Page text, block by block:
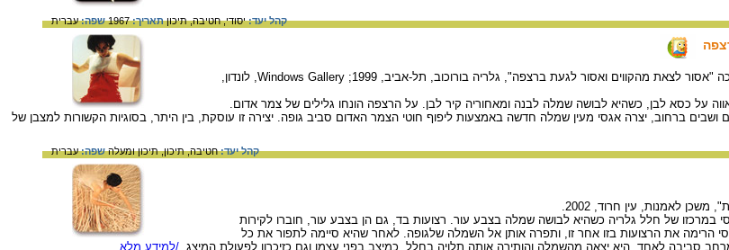
קהל יעד:יסודי,חטיבה,תיכוןתאריך:1967 שפה:עברית
נלי אגסי, מיצג שהתקיים במסגרת התערוכה "אסור לצאת מהקווים ואסור לגעת ברצפה", גלריה בורוכוב, תל-אביב, 1999; Windows Gallery, לונדון,
על כסא לבן, כשהיא לבושה שמלה לבנה ומאחוריה קיר לבן. על הרצפה הונחו גלילים של צמר אדום.
ושבים ברחוב, יצרה אגסי מעין שמלה חדשה באמצעות ליפוף חוטי הצמר האדום סביב גופה. יצירה זו עוסקת, בין היתר, בסוגיות הקשורות למצבן של
קהל יעד:חטיבה,תיכון,תיכון ומעלהשפה:עברית
לאמנות, עין חרוד, 2002.
במרכזו של חלל גלריה כשהיא לבושה שמלה בצבע עור. רצועות בד, גם הן בצבע עור, חוברו לקירות
הרימה את הרצועות בזו אחר זו, ותפרה אותן אל השמלה שלגופה. לאחר שהיא סיימה לתפור את כל
סביבה לאחד, היא יצאה מהשמלה והותירה אותה תלויה בחלל, כמיצב בפני עצמו וגם כזיכרון לפעולת המיצג. /למידע מלא...